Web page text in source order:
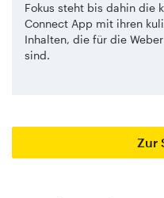
Fokus steht bis dahin die
Connect App mit ihren
Inhalten, die für die
sind.
Zur